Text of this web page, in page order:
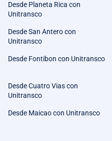
Desde Planeta Rica con
Unitransco
Desde San Antero con
Unitransco
Desde Fontibon con Unitransco
Desde Cuatro Vias con
Unitransco
Desde Maicao con Unitransco